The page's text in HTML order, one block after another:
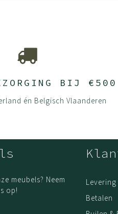
MVO -richtlijnen
en sociale standaarden
BIJ €500
én Belgisch Vlaanderen
meubels? Neem
op!
Levering
Betalen